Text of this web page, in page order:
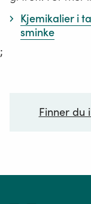
Kjemikalier i
sminke
;
Finner du